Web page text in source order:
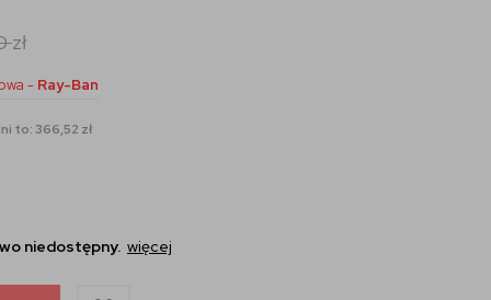
zł
- Ray-Ban
to: 366,52 zł
niedostępny. więcej